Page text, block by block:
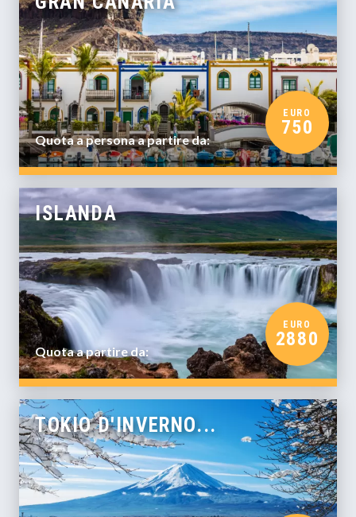
Quota a persona a partire da:
EURO
750
ISLANDA
Quota a partire da:
EURO
2880
TOKIO D'INVERNO...